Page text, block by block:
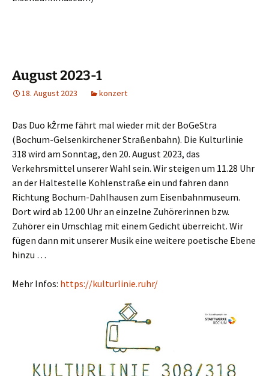
August 2023-1
18. August 2023 konzert
Das Duo kẑrme fährt mal wieder mit der BoGeStra
(Bochum-Gelsenkirchener Straßenbahn). Die Kulturlinie
318 wird am Sonntag, den 20. August 2023, das
Verkehrsmittel unserer Wahl sein. Wir steigen um 11.28 Uhr
an der Haltestelle Kohlenstraße ein und fahren dann
Richtung Bochum-Dahlhausen zum Eisenbahnmuseum.
Dort wird ab 12.00 Uhr an einzelne Zuhörerinnen bzw.
Zuhörer ein Umschlag mit einem Gedicht überreicht. Wir
fügen dann mit unserer Musik eine weitere poetische Ebene
hinzu …
Mehr Infos: https://kulturlinie.ruhr/